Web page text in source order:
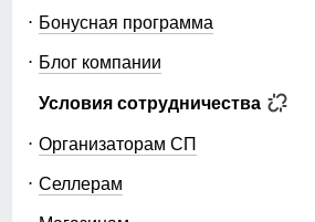
Бонусная программа
Блог компании
Условия сотрудничества
Организаторам СП
Селлерам